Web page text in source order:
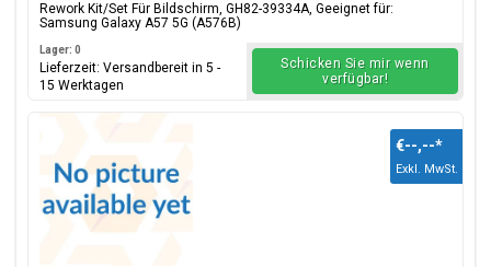
Rework Kit/Set Für Bildschirm, GH82-39334A, Geeignet für:
Samsung Galaxy A57 5G (A576B)
Lager: 0
Lieferzeit: Versandbereit in 5 -
15 Werktagen
Schicken Sie mir wenn
verfügbar!
€--,--*
Exkl. MwSt.